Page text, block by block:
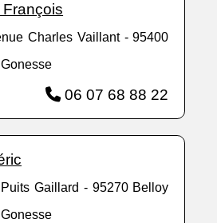
Charles Vaillant - 95400
Gonesse
06 07 68 88 22
Gaillard - 95270 Belloy
Gonesse